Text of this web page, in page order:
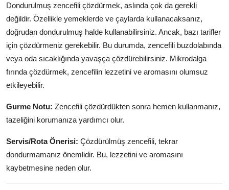
Dondurulmuş zencefili çözdürmek, aslında çok da gerekli
değildir. Özellikle yemeklerde ve çaylarda kullanacaksanız,
doğrudan dondurulmuş halde kullanabilirsiniz. Ancak, bazı tarifler
için çözdürmeniz gerekebilir. Bu durumda, zencefili buzdolabında
veya oda sıcaklığında yavaşça çözdürebilirsiniz. Mikrodalga
fırında çözdürmek, zencefilin lezzetini ve aromasını olumsuz
etkileyebilir.
Gurme Notu: Zencefili çözdürdükten sonra hemen kullanmanız,
tazeliğini korumanıza yardımcı olur.
Servis/Rota Önerisi: Çözdürülmüş zencefili, tekrar
dondurmamanız önemlidir. Bu, lezzetini ve aromasını
kaybetmesine neden olur.